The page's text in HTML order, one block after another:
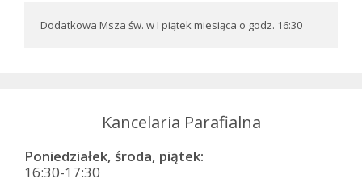
Dodatkowa Msza św. w I piątek miesiąca o godz. 16:30
Kancelaria Parafialna
Poniedziałek, środa, piątek:
16:30-17:30